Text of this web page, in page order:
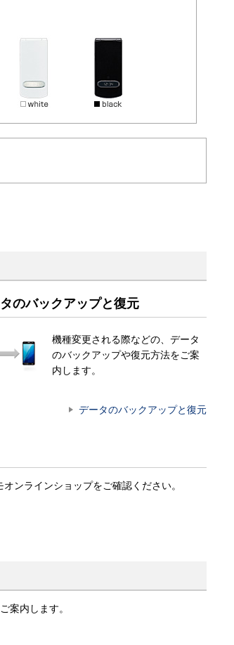
のバックアップと復元
機種変更される際などの、データ
のバックアップや復元方法をご案
内します。
データのバックアップと復元
ンラインショップをご確認ください。
案内します。